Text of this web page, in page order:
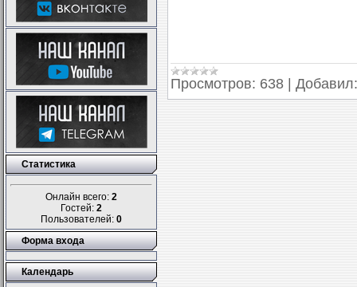
Статистика
Онлайн всего: 2
Гостей: 2
Пользователей: 0
Форма входа
Календарь
Просмотров: 638 Добавил: